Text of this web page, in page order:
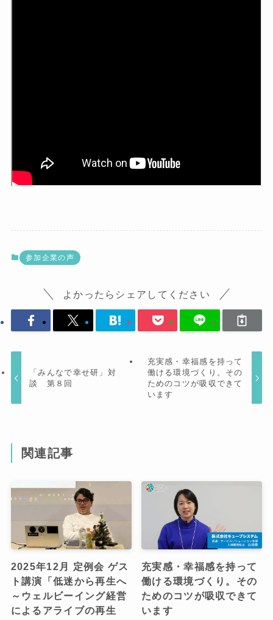
参加企業の声
よかったらシェアしてください
「みんなで幸せ研」対
談 第８回
充実感・幸福感を持って
働ける環境づくり。その
ためのコツが吸収できて
います
関連記事
2025年12月 定例会 ゲス
ト講演「低迷から再生へ
～ウェルビーイング経営
によるアライブの再生
充実感・幸福感を持って
働ける環境づくり。その
ためのコツが吸収できて
います